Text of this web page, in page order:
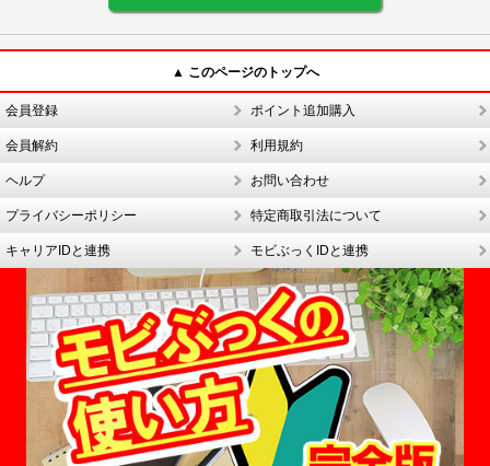
▲ このページのトップへ
会員登録 ポイント追加購入
会員解約 利用規約
ヘルプ お問い合わせ
プライバシーポリシー 特定商取引法について
キャリアIDと連携 モビぶっくIDと連携